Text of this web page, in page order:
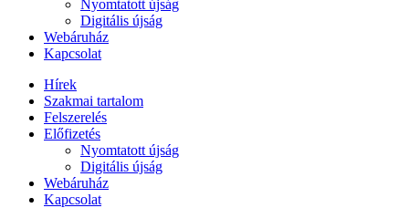
Nyomtatott újság
Digitális újság
Webáruház
Kapcsolat
Hírek
Szakmai tartalom
Felszerelés
Előfizetés
Nyomtatott újság
Digitális újság
Webáruház
Kapcsolat